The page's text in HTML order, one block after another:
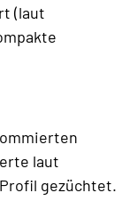
(laut
laut
gezüchtet.